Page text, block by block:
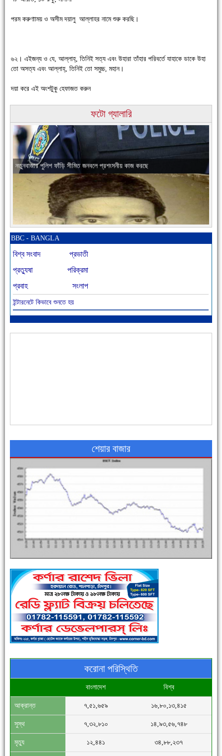
পরম করুণাাময় ও অসীম দয়ালু আল্লাহর নামে শুরু করছি।
৬২। এইজন্য ও যে, আল্লাহ্, তিনিই সত্য এবং উহারা তাঁহার পরিবর্তে যাহাকে ডাকে উহা
তো অসত্য এবং আল্লাহ্, তিনিই তো সমুচ্চ, মহান।
দয়া করে এই অংশটুকু হেফাজত করুন
ফটো গ্যালারি
চাঁদপুরের মানুষ তাদের পুরোটা দিয়ে আমাকে আপন করে নিয়েছে
নতুনবাজার পুলিশ ফাঁড়ি সীমিত জনবলে প্রশংসনীয় কাজ করছে
আজ বিশিষ্ট শিক্ষাবিদ এ.টি. আহমেদ হোসাইন রুশদীর ৪৬তম মৃত্যুবার্ষিকী
পুলিশ সদস্যদের জন্যে এসপির মৌসুমি ফল উপহার
সিগমা ওয়েল ইন্ডাস্ট্রির মেকানিক ও গ্রাহক সভা
BBC - BANGLA
বিশ্ব সংবাদ
প্রভাতী
প্রত্যুষা
পরিক্রমা
প্রবাহ
সংলাপ
ইন্টারনেটে কিভাবে শুনতে হয়
শেয়ার বাজার
করোনা পরিস্থিতি
বাংলাদেশ বিশ্ব
আক্রান্ত ৭,৫১,৬৫৯ ১৬,৮০,১৩,৪১৫
সুস্থ ৭,৩২,৮১০ ১৪,৯৩,৫৬,৭৪৮
মৃত্যু ১২,৪৪১ ৩৪,৮৮,২৩৭